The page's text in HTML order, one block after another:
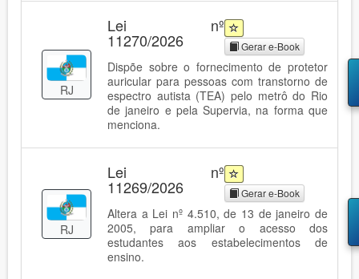
RJ
Lei nº
11270/2026 Gerar e-Book
Dispõe sobre o fornecimento de protetor
auricular para pessoas com transtorno de
espectro autista (TEA) pelo metrô do Rio
de janeiro e pela Supervia, na forma que
menciona.
RJ
Lei nº
11269/2026 Gerar e-Book
Altera a Lei nº 4.510, de 13 de janeiro de
2005, para ampliar o acesso dos
estudantes aos estabelecimentos de
ensino.